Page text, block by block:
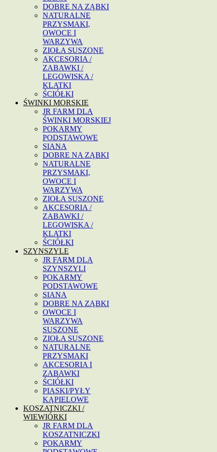
DOBRE NA ZĄBKI
NATURALNE
PRZYSMAKI,
OWOCE I
WARZYWA
ZIOŁA SUSZONE
AKCESORIA /
ZABAWKI /
LEGOWISKA /
KLATKI
ŚCIÓŁKI
ŚWINKI MORSKIE
JR FARM DLA
ŚWINKI MORSKIEJ
POKARMY
PODSTAWOWE
SIANA
DOBRE NA ZĄBKI
NATURALNE
PRZYSMAKI,
OWOCE I
WARZYWA
ZIOŁA SUSZONE
AKCESORIA /
ZABAWKI /
LEGOWISKA /
KLATKI
ŚCIÓŁKI
SZYNSZYLE
JR FARM DLA
SZYNSZYLI
POKARMY
PODSTAWOWE
SIANA
DOBRE NA ZĄBKI
OWOCE I
WARZYWA
SUSZONE
ZIOŁA SUSZONE
NATURALNE
PRZYSMAKI
AKCESORIA I
ZABAWKI
ŚCIÓŁKI
PIASKI/PYŁY
KĄPIELOWE
KOSZATNICZKI /
WIEWIÓRKI
JR FARM DLA
KOSZATNICZKI
POKARMY